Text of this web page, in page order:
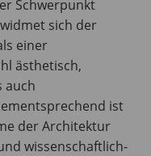
Schwerpunkt
sich der
einer
ästhetisch,
auch
ist
der Architektur
wissenschaftlich-